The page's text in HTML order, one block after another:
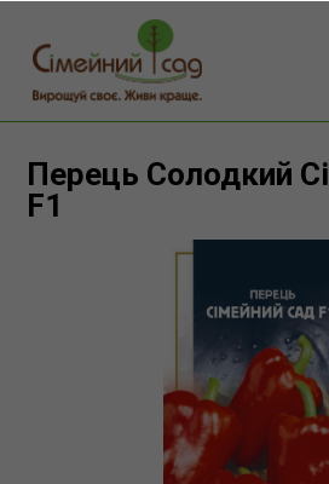
Перець Солодкий
F1